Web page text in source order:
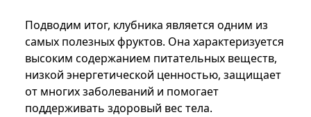
Подводим итог, клубника является одним из
самых полезных фруктов. Она характеризуется
высоким содержанием питательных веществ,
низкой энергетической ценностью, защищает
от многих заболеваний и помогает
поддерживать здоровый вес тела.